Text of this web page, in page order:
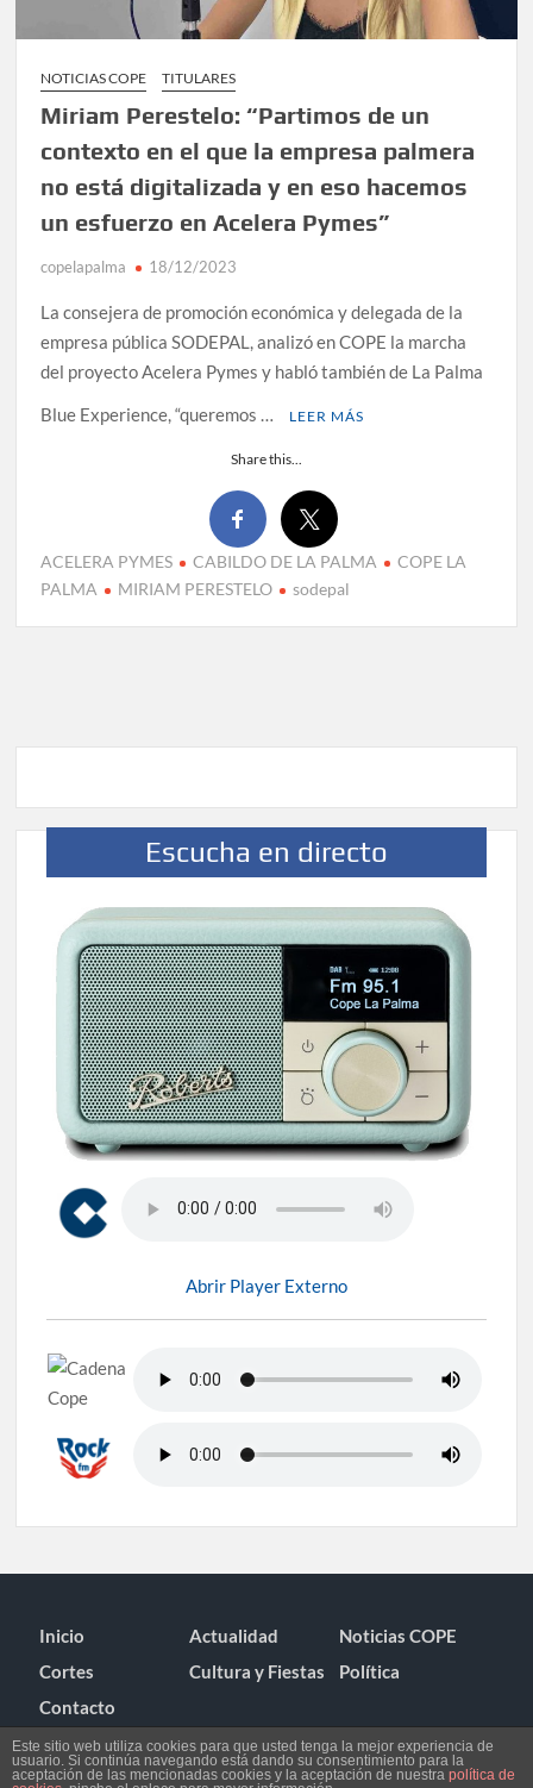
NOTICIAS COPE TITULARES
Miriam Perestelo: “Partimos de un
contexto en el que la empresa palmera
no está digitalizada y en eso hacemos
un esfuerzo en Acelera Pymes”
copelapalma 18/12/2023
La consejera de promoción económica y delegada de la
empresa pública SODEPAL, analizó en COPE la marcha
del proyecto Acelera Pymes y habló también de La Palma
Blue Experience, “queremos …
LEER MÁS
Share this...
ACELERA PYMES CABILDO DE LA PALMA
COPE LA
PALMA
MIRIAM PERESTELO sodepal
Escucha en directo
Abrir Player Externo
Inicio Actualidad
Noticias COPE
Cortes
Cultura y Fiestas
Política
Contacto
Este sitio web utiliza cookies para que usted tenga la mejor experiencia de
usuario. Si continúa navegando está dando su consentimiento para la
aceptación de las mencionadas cookies y la aceptación de nuestra política de